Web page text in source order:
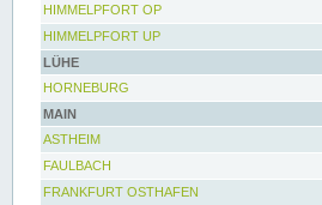
HIMMELPFORT OP
HIMMELPFORT UP
LÜHE
HORNEBURG
MAIN
ASTHEIM
FAULBACH
FRANKFURT OSTHAFEN